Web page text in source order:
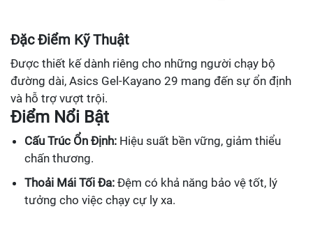
Đặc Điểm Kỹ Thuật
Được thiết kế dành riêng cho những người chạy bộ
đường dài, Asics Gel-Kayano 29 mang đến sự ổn định
và hỗ trợ vượt trội.
Điểm Nổi Bật
Cấu Trúc Ổn Định: Hiệu suất bền vững, giảm thiểu
chấn thương.
Thoải Mái Tối Đa: Đệm có khả năng bảo vệ tốt, lý
tưởng cho việc chạy cự ly xa.